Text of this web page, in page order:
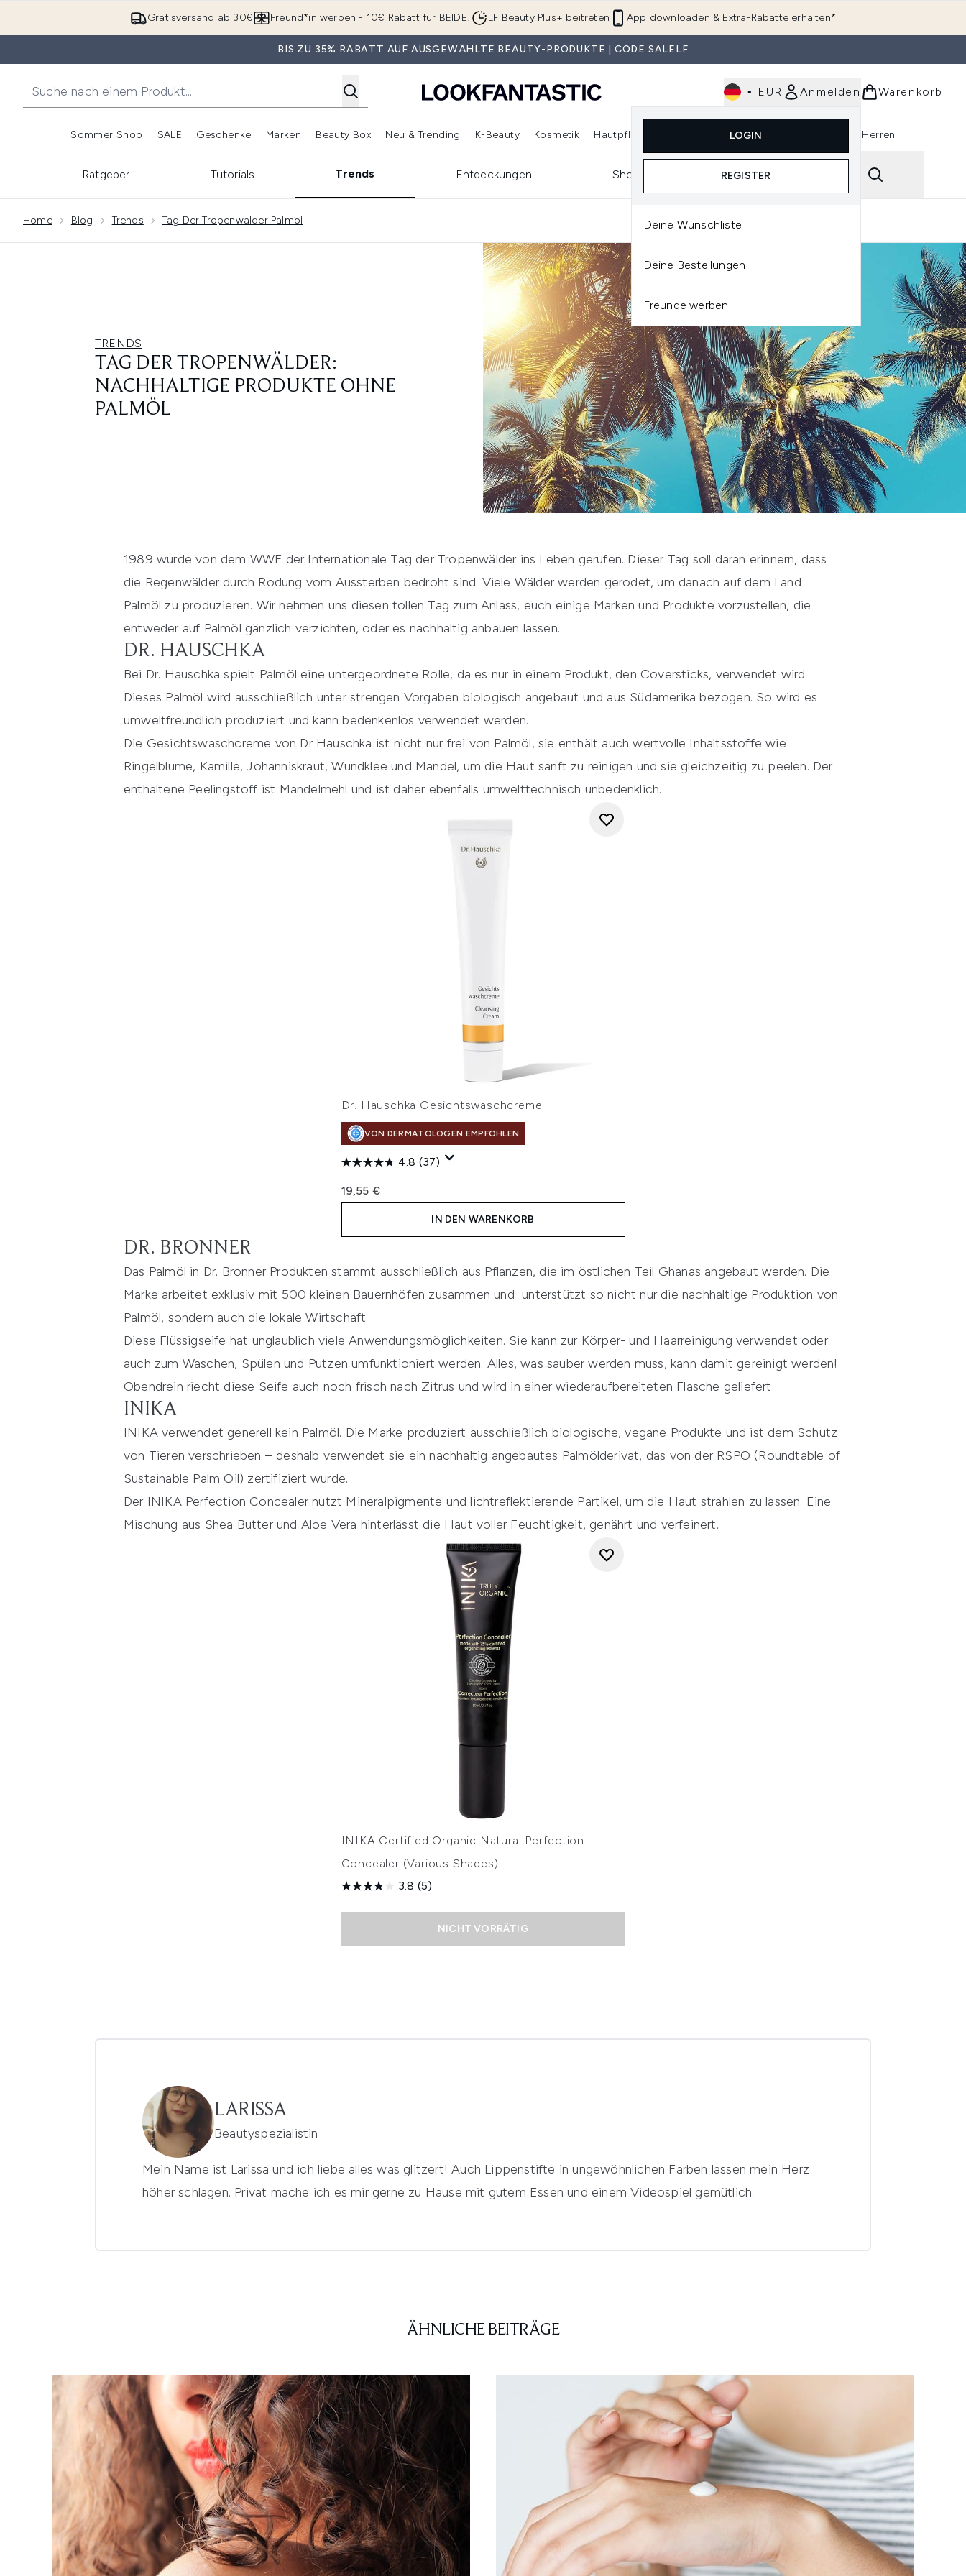
Zum Hauptinhalt springen
Gratisversand ab 30€ App downloaden & Extra-Rabatte erhalten*
Freund*in werben - 10€ Rabatt für BEIDE! LF Beauty Plus+ beitreten
BIS ZU 35% RABATT AUF AUSGEWÄHLTE BEAUTY-PRODUKTE | CODE SALELF
• EUR Anmelden
LOGIN
REGISTER
Deine Wunschliste
Deine Bestellungen
Freunde werben
Warenkorb
Sommer Shop
Untermenü Anmelden (Sommer Shop)
SALE
Untermenü Anmelden (SALE)
Geschenke
Untermenü Anmelden (Geschenke)
Marken
Untermenü Anmelden (Marken)
Beauty Box
Untermenü Anmelden (Beauty Box)
Neu & Trending
Untermenü Anmelden (Neu & Trending)
K-Beauty Kosmetik
Untermenü Anmelden (Kosmetik)
Hautpflege
Untermenü Anmelden (Haarpflege)
Parfum
Untermenü Anmelden (Parfum)
Herren
Ratgeber Tutorials Trends Entdeckungen Shopping Reviews
Home Blog Trends Tag Der Tropenwalder Palmol
TRENDS
TAG DER TROPENWÄLDER:
NACHHALTIGE PRODUKTE OHNE
PALMÖL
1989 wurde von dem WWF der Internationale Tag der Tropenwälder ins Leben gerufen. Dieser Tag soll daran erinnern, dass
die Regenwälder durch Rodung vom Aussterben bedroht sind. Viele Wälder werden gerodet, um danach auf dem Land
Palmöl zu produzieren. Wir nehmen uns diesen tollen Tag zum Anlass, euch einige Marken und Produkte vorzustellen, die
entweder auf Palmöl gänzlich verzichten, oder es nachhaltig anbauen lassen.
DR. HAUSCHKA
Bei Dr. Hauschka spielt Palmöl eine untergeordnete Rolle, da es nur in einem Produkt, den Coversticks, verwendet wird.
Dieses Palmöl wird ausschließlich unter strengen Vorgaben biologisch angebaut und aus Südamerika bezogen. So wird es
umweltfreundlich produziert und kann bedenkenlos verwendet werden.
Die Gesichtswaschcreme von Dr Hauschka ist nicht nur frei von Palmöl, sie enthält auch wertvolle Inhaltsstoffe wie
Ringelblume, Kamille, Johanniskraut, Wundklee und Mandel, um die Haut sanft zu reinigen und sie gleichzeitig zu peelen. Der
enthaltene Peelingstoff ist Mandelmehl und ist daher ebenfalls umwelttechnisch unbedenklich.
Dr. Hauschka Gesichtswaschcreme
VON DERMATOLOGEN EMPFOHLEN
4.8 (37)
19,55 €
IN DEN WARENKORB
DR. BRONNER
Das Palmöl in Dr. Bronner Produkten stammt ausschließlich aus Pflanzen, die im östlichen Teil Ghanas angebaut werden. Die
Marke arbeitet exklusiv mit 500 kleinen Bauernhöfen zusammen und unterstützt so nicht nur die nachhaltige Produktion von
Palmöl, sondern auch die lokale Wirtschaft.
Diese Flüssigseife hat unglaublich viele Anwendungsmöglichkeiten. Sie kann zur Körper- und Haarreinigung verwendet oder
auch zum Waschen, Spülen und Putzen umfunktioniert werden. Alles, was sauber werden muss, kann damit gereinigt werden!
Obendrein riecht diese Seife auch noch frisch nach Zitrus und wird in einer wiederaufbereiteten Flasche geliefert.
INIKA
INIKA verwendet generell kein Palmöl. Die Marke produziert ausschließlich biologische, vegane Produkte und ist dem Schutz
von Tieren verschrieben – deshalb verwendet sie ein nachhaltig angebautes Palmölderivat, das von der RSPO (Roundtable of
Sustainable Palm Oil) zertifiziert wurde.
Der INIKA Perfection Concealer nutzt Mineralpigmente und lichtreflektierende Partikel, um die Haut strahlen zu lassen. Eine
Mischung aus Shea Butter und Aloe Vera hinterlässt die Haut voller Feuchtigkeit, genährt und verfeinert.
INIKA Certified Organic Natural Perfection
Concealer (Various Shades)
3.8 (5)
NICHT VORRÄTIG
LARISSA
Beautyspezialistin
Mein Name ist Larissa und ich liebe alles was glitzert! Auch Lippenstifte in ungewöhnlichen Farben lassen mein Herz
höher schlagen. Privat mache ich es mir gerne zu Hause mit gutem Essen und einem Videospiel gemütlich.
ÄHNLICHE BEITRÄGE